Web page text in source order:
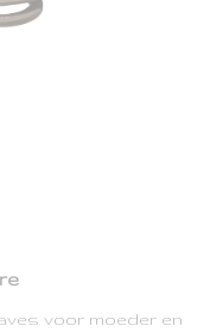
voor moeder en